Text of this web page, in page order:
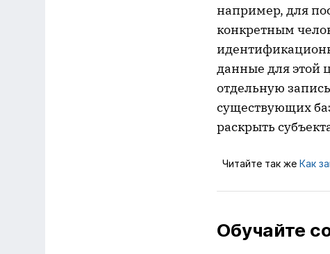
например, для
конкретным
данные для этой
отдельную
существующих
раскрыть
Читайте так же Как
Обучайте